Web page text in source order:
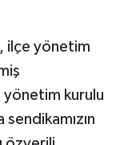
ilçe yönetim
kurulu
sendikamızın